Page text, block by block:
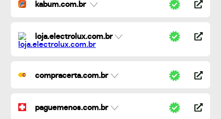
kabum.com.br
loja.electrolux.com.br
compracerta.com.br
paguemenos.com.br